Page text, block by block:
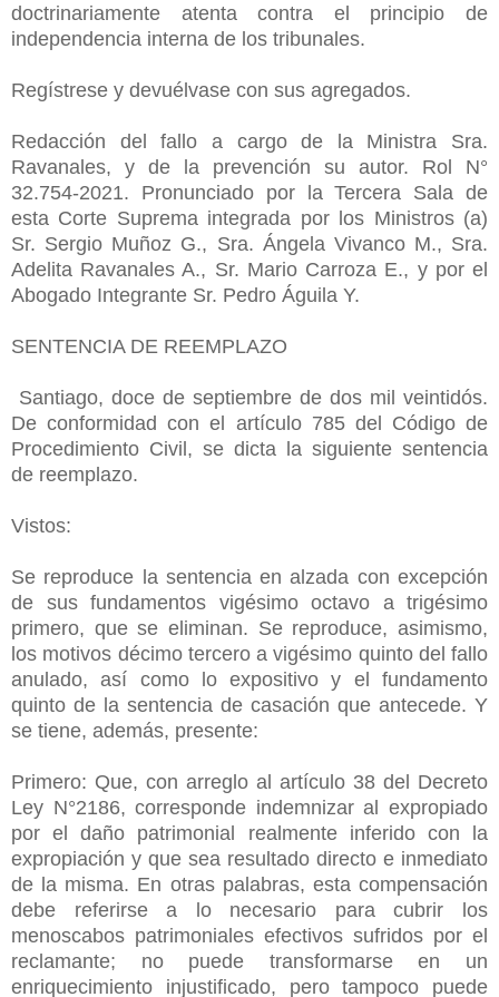
doctrinariamente atenta contra el principio de
independencia interna de los tribunales.
Regístrese y devuélvase con sus agregados.
Redacción del fallo a cargo de la Ministra Sra.
Ravanales, y de la prevención su autor. Rol N°
32.754-2021. Pronunciado por la Tercera Sala de
esta Corte Suprema integrada por los Ministros (a)
Sr. Sergio Muñoz G., Sra. Ángela Vivanco M., Sra.
Adelita Ravanales A., Sr. Mario Carroza E., y por el
Abogado Integrante Sr. Pedro Águila Y.
SENTENCIA DE REEMPLAZO
Santiago, doce de septiembre de dos mil veintidós.
De conformidad con el artículo 785 del Código de
Procedimiento Civil, se dicta la siguiente sentencia
de reemplazo.
Vistos:
Se reproduce la sentencia en alzada con excepción
de sus fundamentos vigésimo octavo a trigésimo
primero, que se eliminan. Se reproduce, asimismo,
los motivos décimo tercero a vigésimo quinto del fallo
anulado, así como lo expositivo y el fundamento
quinto de la sentencia de casación que antecede. Y
se tiene, además, presente:
Primero: Que, con arreglo al artículo 38 del Decreto
Ley N°2186, corresponde indemnizar al expropiado
por el daño patrimonial realmente inferido con la
expropiación y que sea resultado directo e inmediato
de la misma. En otras palabras, esta compensación
debe referirse a lo necesario para cubrir los
menoscabos patrimoniales efectivos sufridos por el
reclamante; no puede transformarse en un
enriquecimiento injustificado, pero tampoco puede